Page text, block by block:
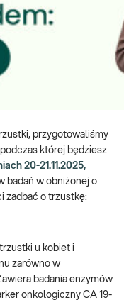
przygotowaliśmy
której będziesz
20-21.11.2025,
badań w obniżonej o
zadbać o trzustkę:
u kobiet i
zarówno w
badania enzymów
onkologiczny CA 19-